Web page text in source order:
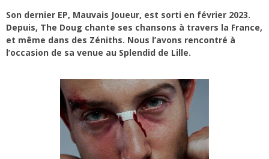
Son dernier EP, Mauvais Joueur, est sorti en février 2023.
Depuis, The Doug chante ses chansons à travers la France,
et même dans des Zéniths. Nous l’avons rencontré à
l’occasion de sa venue au Splendid de Lille.